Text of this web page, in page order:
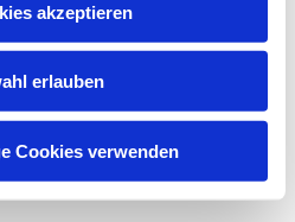
akzeptieren
erlauben
Cookies verwenden